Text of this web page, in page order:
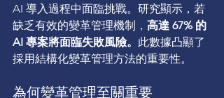
AI 導入過程中面臨挑戰。研究顯示，若
缺乏有效的變革管理機制， 高達 67% 的
AI 專案將面臨失敗風險。 此數據凸顯了
採用結構化變革管理方法的重要性。
為何變革管理至關重要